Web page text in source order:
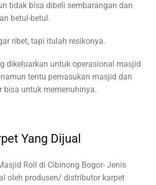
tidak bisa dibeli sembarangan dan
betul-betul.
ribet, tapi itulah resikonya.
dikeluarkan untuk operasional masjid
tentu pemasukan masjid dari
bisa untuk memenuhinya.
Yang Dijual
Roll di Cibinong Bogor- Jenis
oleh produsen/ distributor karpet